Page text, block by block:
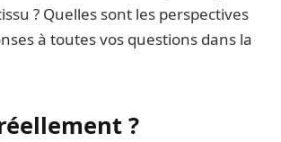
? Quelles sont les perspectives
à toutes vos questions dans la
?